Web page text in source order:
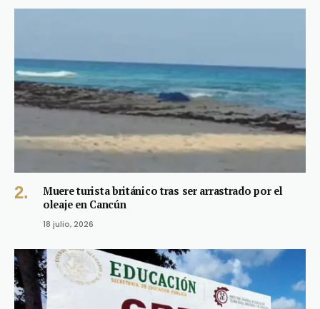
Muere turista británico tras ser arrastrado por el
oleaje en Cancún
18 julio, 2026